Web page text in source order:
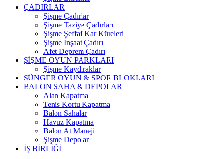
ÇADIRLAR
Şişme Çadırlar
Şişme Taziye Çadırları
Şişme Şeffaf Kar Küreleri
Şişme İnşaat Çadırı
Afet Deprem Çadırı
ŞİŞME OYUN PARKLARI
Şişme Kaydıraklar
SÜNGER OYUN & SPOR BLOKLARI
BALON SAHA & DEPOLAR
Alan Kapatma
Tenis Kortu Kapatma
Balon Sahalar
Havuz Kapatma
Balon At Maneji
Şişme Depolar
İŞ BİRLİĞİ